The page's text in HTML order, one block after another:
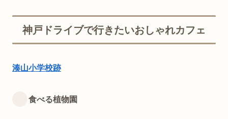
神戸ドライブで行きたいおしゃれカフェ
湊山小学校跡
食べる植物園